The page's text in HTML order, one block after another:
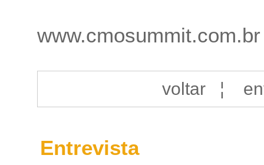
www.cmosummit.com.br
voltar¦
Entrevista